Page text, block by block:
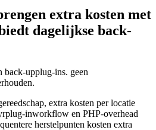
extra kosten met
dagelijkse back-
back-upplug-ins. geen
extra kosten per locatie
plug-inworkflow en PHP-overhead
herstelpunten kosten extra